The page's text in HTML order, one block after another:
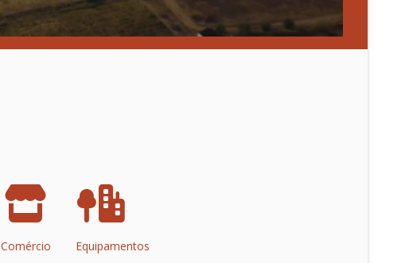
Comércio Equipamentos